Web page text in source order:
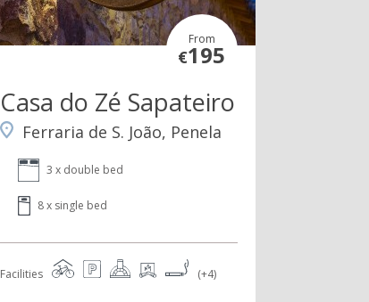
From
€195
Casa do Zé Sapateiro
Ferraria de S. João, Penela
3 x double bed
8 x single bed
Facilities (+4)